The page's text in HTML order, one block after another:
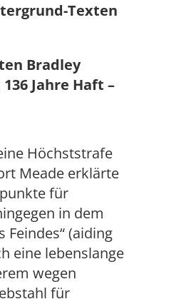
Texten
Bradley
Jahre Haft –
Höchststrafe
Meade erklärte
für
in dem
(aiding
eine lebenslange
wegen
für